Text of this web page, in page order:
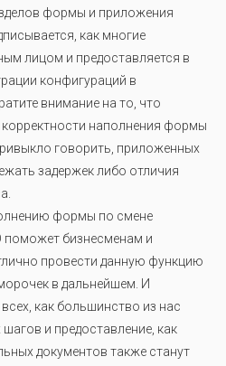
формы и приложения
как многие
лицом и предоставляется в
конфигураций в
внимание на то, что
наполнения формы
говорить, приложенных
задержек либо отличия
формы по смене
поможет бизнесменам и
провести данную функцию
в дальнейшем. И
как большинство из нас
и предоставление, как
документов также станут